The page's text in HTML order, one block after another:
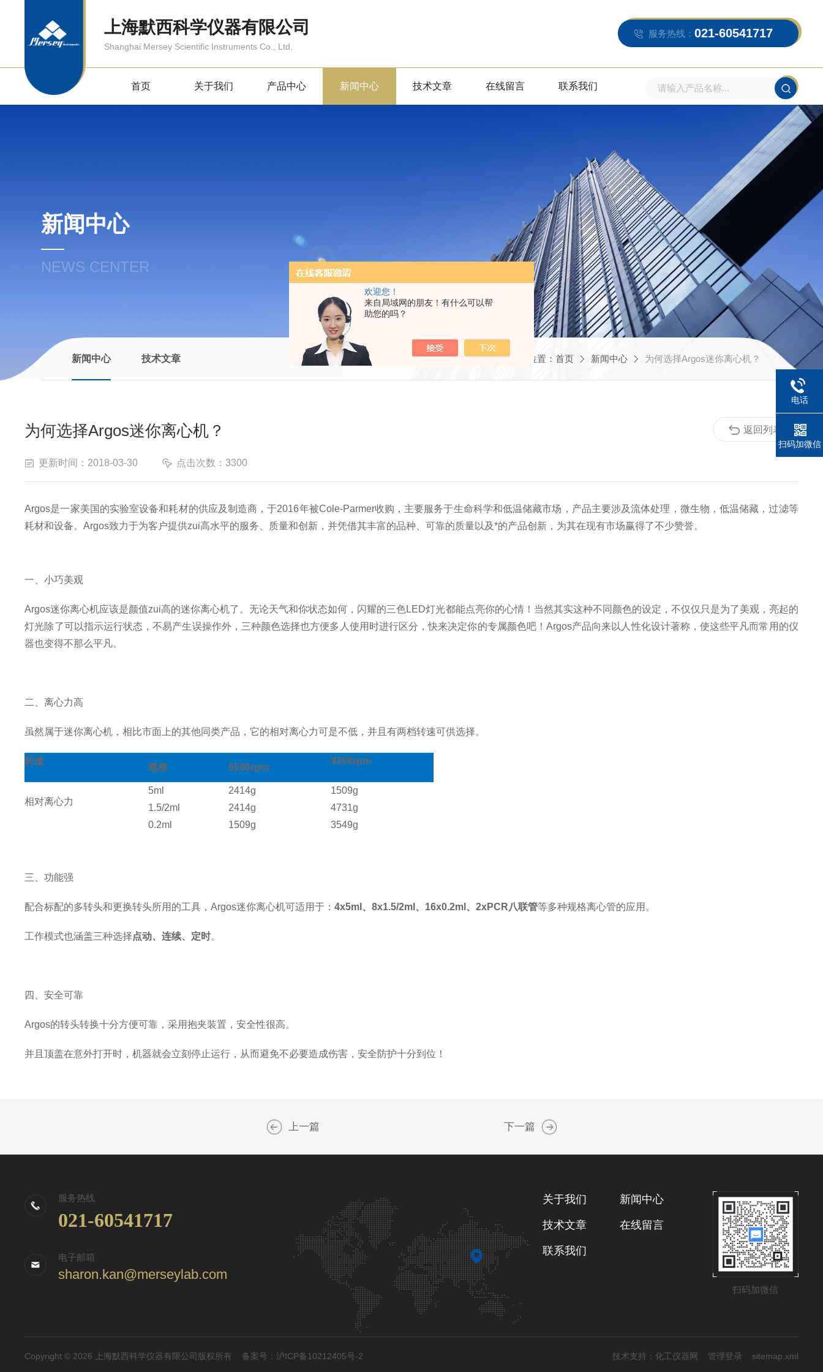
欢迎您！
来自局域网的朋友！有什么可以帮
助您的吗？
上海默西科学仪器有限公司
Shanghai Mersey Scientific Instruments Co., Ltd.
服务热线： 021-60541717
首页 关于我们 产品中心 新闻中心 技术文章 在线留言 联系我们
新闻中心
NEWS CENTER
新闻中心 技术文章 当前位置： 首页 新闻中心 为何选择Argos迷你离心机？
为何选择Argos迷你离心机？
更新时间：2018-03-30 点击次数：3300
Argos是一家美国的实验室设备和耗材的供应及制造商，于2016年被Cole-Parmer收购，主要服务于生命科学和低温储藏市场，产品主要涉及流体处理，微生物，低温储藏，过滤等
耗材和设备。Argos致力于为客户提供zui高水平的服务、质量和创新，并凭借其丰富的品种、可靠的质量以及*的产品创新，为其在现有市场赢得了不少赞誉。
一、小巧美观
Argos迷你离心机应该是颜值zui高的迷你离心机了。无论天气和你状态如何，闪耀的三色LED灯光都能点亮你的心情！当然其实这种不同颜色的设定，不仅仅只是为了美观，亮起的
灯光除了可以指示运行状态，不易产生误操作外，三种颜色选择也方便多人使用时进行区分，快来决定你的专属颜色吧！Argos产品向来以人性化设计著称，使这些平凡而常用的仪
器也变得不那么平凡。
二、离心力高
虽然属于迷你离心机，相比市面上的其他同类产品，它的相对离心力可是不低，并且有两档转速可供选择。
转速
规格 6000rpm
9200rpm
相对离心力
5ml 2414g
1509g
1.5/2ml
2414g
4731g
0.2ml
1509g 3549g
三、功能强
配合标配的多转头和更换转头所用的工具，Argos迷你离心机可适用于：4x5ml、8x1.5/2ml、16x0.2ml、2xPCR八联管等多种规格离心管的应用。
工作模式也涵盖三种选择点动、连续、定时。
四、安全可靠
Argos的转头转换十分方便可靠，采用抱夹装置，安全性很高。
并且顶盖在意外打开时，机器就会立刻停止运行，从而避免不必要造成伤害，安全防护十分到位！
返回列表
上一篇 下一篇
服务热线
021-60541717
电子邮箱
sharon.kan@merseylab.com
扫码加微信
关于我们 新闻中心
技术文章 在线留言
联系我们
Copyright © 2026 上海默西科学仪器有限公司版权所有 备案号：沪ICP备10212405号-2 技术支持： 化工仪器网 管理登录 sitemap.xml
电话
扫码加微信